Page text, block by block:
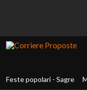
Feste popolari - Sagre